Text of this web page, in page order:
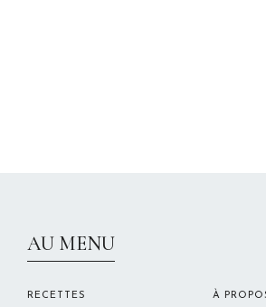
AU MENU
RECETTES À